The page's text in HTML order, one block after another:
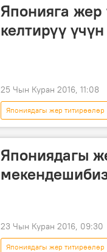
Японияга
келтирүү
25 Чын Куран 2016, 11:08
Япониядагы жер титирөөлөр
Япония
зилзала
Япониядагы
23 Чын Куран 2016, 09:30
Япониядагы жер титирөөлөр